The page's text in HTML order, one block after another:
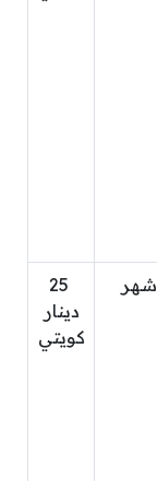
شهر
25
دينار
كويتي